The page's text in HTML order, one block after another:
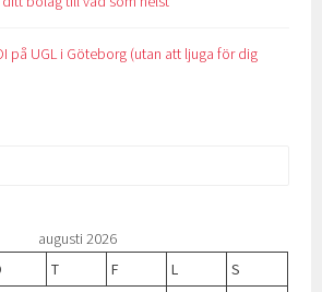
på UGL i Göteborg (utan att ljuga för dig
augusti 2026
T F L
S